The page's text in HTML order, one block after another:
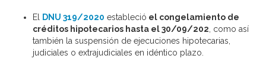
El DNU 319/2020 estableció el congelamiento de
créditos hipotecarios hasta el 30/09/202 , como así
también la suspensión de ejecuciones hipotecarias,
judiciales o extrajudiciales en idéntico plazo.